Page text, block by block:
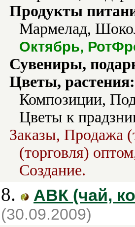
Продукты
Мармелад,
Октябрь,
Сувениры,
Цветы, растения:
Композиции,
Цветы к
Заказы, Продажа
(торговля)
Создание.
8. АВК (чай,
(30.09.2009)